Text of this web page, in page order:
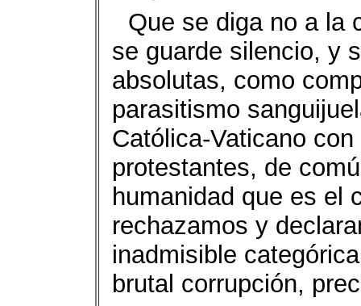
Que se diga no a la
se guarde silencio, y
absolutas, como
parasitismo
Católica-Vaticano
protestantes, de
humanidad que es el
rechazamos y
inadmisible
brutal corrupción,